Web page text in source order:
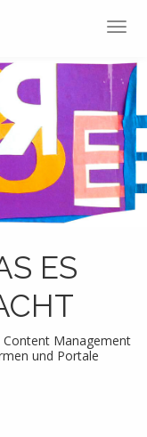
ES
Content Management
und Portale